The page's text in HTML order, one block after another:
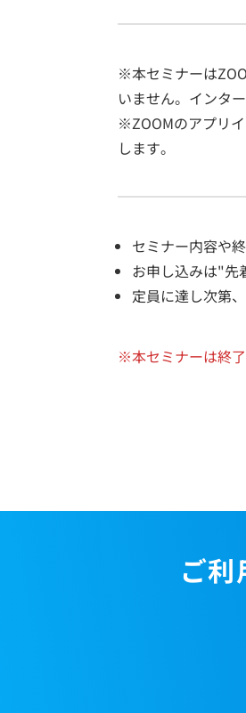
※本セミナーは
いません。インタ
※ZOOMのアプリ
します。
セミナー内容や
お申し込みは"先
定員に達し次第
※本セミナーは終了
ご